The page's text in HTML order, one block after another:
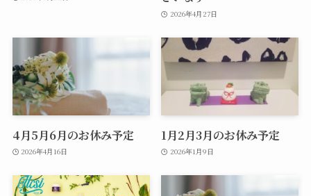
2026年4月27日
4月5月6月のお休み予定
2026年4月16日
1月2月3月のお休み予定
2026年1月9日